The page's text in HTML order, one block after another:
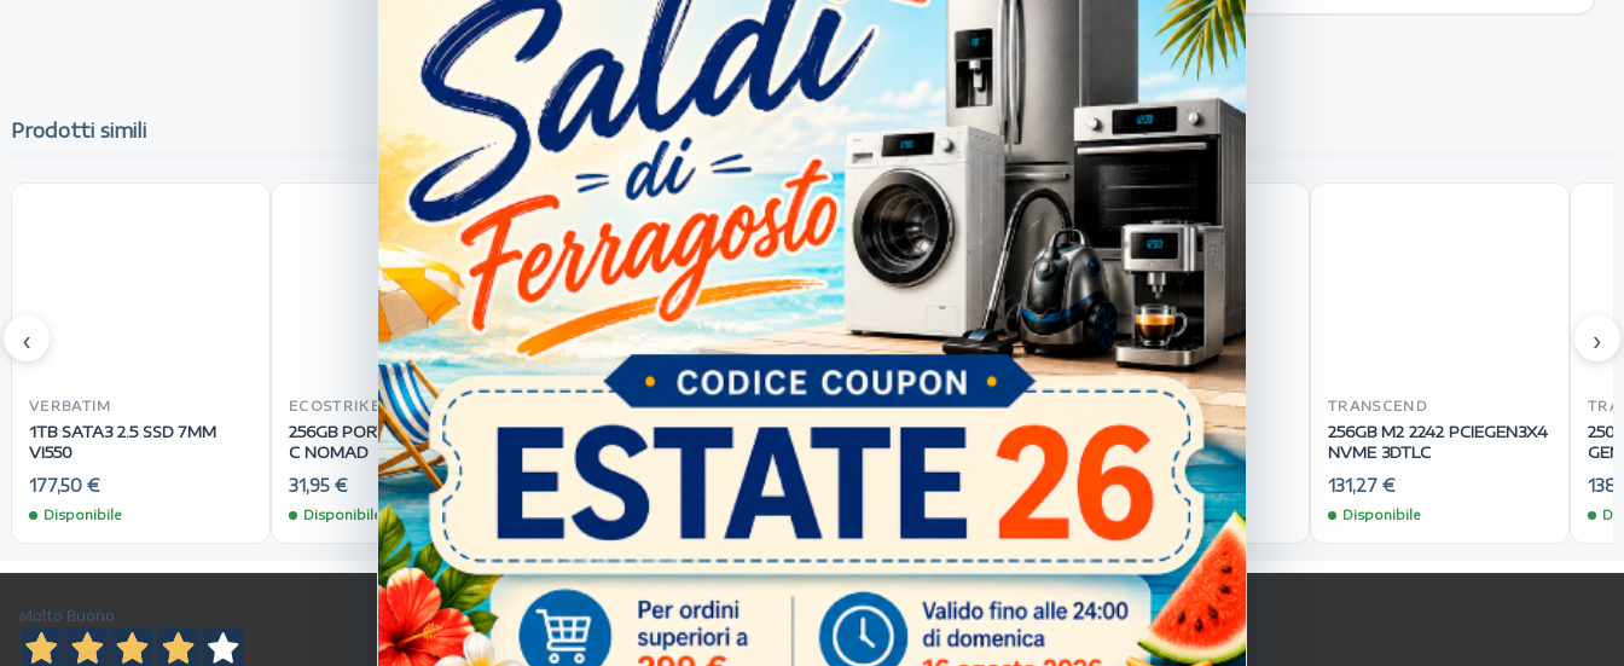
Prodotti simili
‹
VERBATIM
1TB SATA3 2.5 SSD 7MM
VI550
177,50 €
Disponibile
ECOSTRIKE
256GB PORTABLE SSD USB-
C NOMAD
31,95 €
Disponibile
TRANSCEND
250GB M.2 2280 SSD SATA3
B+M KEYTLC
95,77 €
Disponibile
TRANSCEND
250GB 2.5 SSD SATA3 3D
TLC
250GB M2 2280 PCIE
GEN3X4 NVME TLC
103,09 €
Disponibile
TRANSCEND
256GB M2 2242 PCIEGEN3X4
NVME 3DTLC
131,27 €
Disponibile
›
Molto Buono